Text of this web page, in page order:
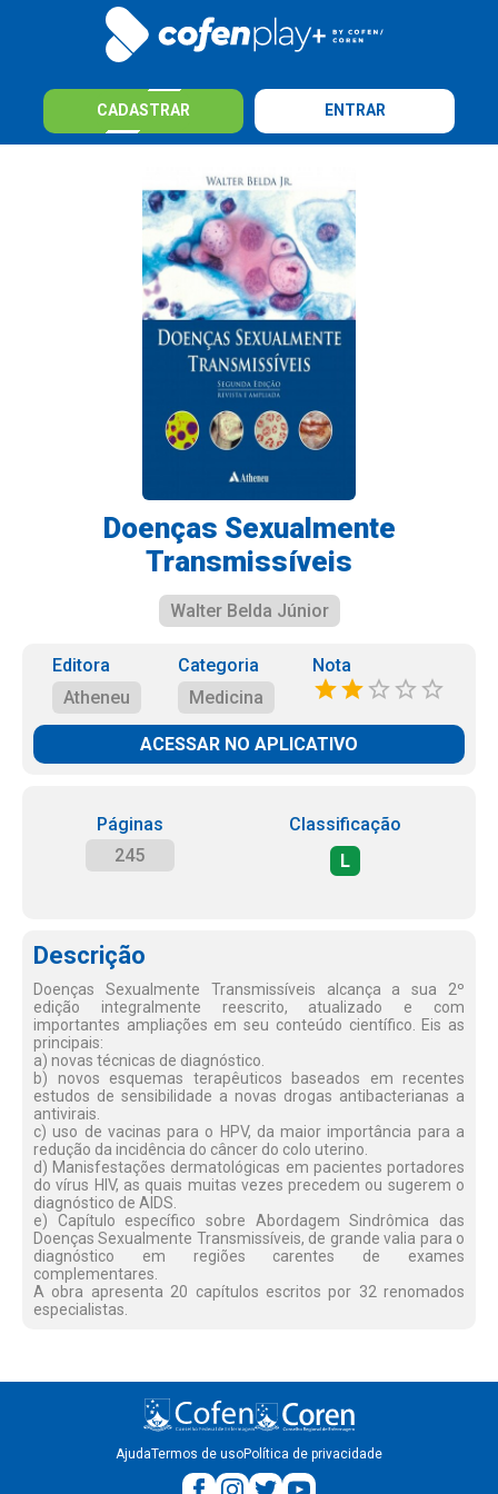
CADASTRAR ENTRAR
Doenças Sexualmente
Transmissíveis
Walter Belda Júnior
Editora
Atheneu
Categoria
Medicina
Nota
ACESSAR NO APLICATIVO
Páginas
245
Classificação
L
Descrição
Doenças Sexualmente Transmissíveis alcança a sua 2º
edição integralmente reescrito, atualizado e com
importantes ampliações em seu conteúdo científico. Eis as
principais:
a) novas técnicas de diagnóstico.
b) novos esquemas terapêuticos baseados em recentes
estudos de sensibilidade a novas drogas antibacterianas a
antivirais.
c) uso de vacinas para o HPV, da maior importância para a
redução da incidência do câncer do colo uterino.
d) Manisfestações dermatológicas em pacientes portadores
do vírus HIV, as quais muitas vezes precedem ou sugerem o
diagnóstico de AIDS.
e) Capítulo específico sobre Abordagem Sindrômica das
Doenças Sexualmente Transmissíveis, de grande valia para o
diagnóstico em regiões carentes de exames
complementares.
A obra apresenta 20 capítulos escritos por 32 renomados
especialistas.
AjudaTermos de usoPolítica de privacidade